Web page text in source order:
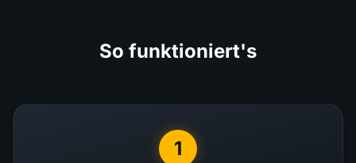
So funktioniert's
1